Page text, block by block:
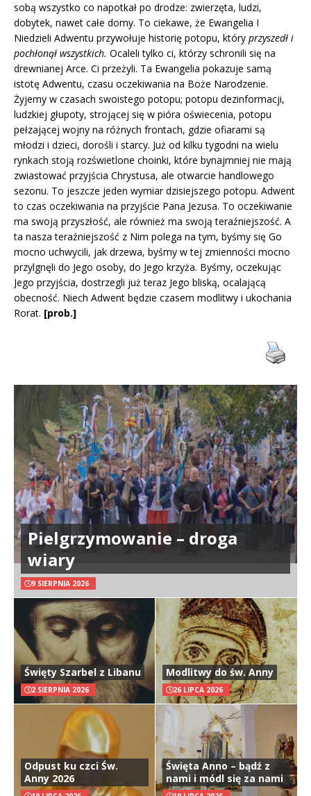
sobą wszystko co napotkał po drodze: zwierzęta, ludzi,
dobytek, nawet całe domy. To ciekawe, że Ewangelia I
Niedzieli Adwentu przywołuje historię potopu, który przyszedł i
pochłonął wszystkich. Ocaleli tylko ci, którzy schronili się na
drewnianej Arce. Ci przeżyli. Ta Ewangelia pokazuje samą
istotę Adwentu, czasu oczekiwania na Boże Narodzenie.
Żyjemy w czasach swoistego potopu; potopu dezinformacji,
ludzkiej głupoty, strojącej się w pióra oświecenia, potopu
pełzającej wojny na różnych frontach, gdzie ofiarami są
młodzi i dzieci, dorośli i starcy. Już od kilku tygodni na wielu
rynkach stoją rozświetlone choinki, które bynajmniej nie mają
zwiastować przyjścia Chrystusa, ale otwarcie handlowego
sezonu. To jeszcze jeden wymiar dzisiejszego potopu. Adwent
to czas oczekiwania na przyjście Pana Jezusa. To oczekiwanie
ma swoją przyszłość, ale również ma swoją teraźniejszość. A
ta nasza teraźniejszość z Nim polega na tym, byśmy się Go
mocno uchwycili, jak drzewa, byśmy w tej zmienności mocno
przylgnęli do Jego osoby, do Jego krzyża. Byśmy, oczekując
Jego przyjścia, dostrzegli już teraz Jego bliską, ocalającą
obecność. Niech Adwent będzie czasem modlitwy i ukochania
Rorat. [prob.]
Pielgrzymowanie – droga
wiary
9 SIERPNIA 2026
Święty Szarbel z Libanu
2 SIERPNIA 2026
Modlitwy do św. Anny
26 LIPCA 2026
Odpust ku czci Św.
Anny 2026
Święta Anno – bądź z
nami i módl się za nami